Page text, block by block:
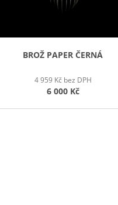
BROŽ PAPER ČERNÁ
4 959 Kč bez DPH
6 000 Kč